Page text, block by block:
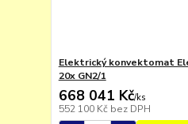
Elektrický konvektomat
20x GN2/1
668 041 Kč/ks
552 100 Kč bez DPH